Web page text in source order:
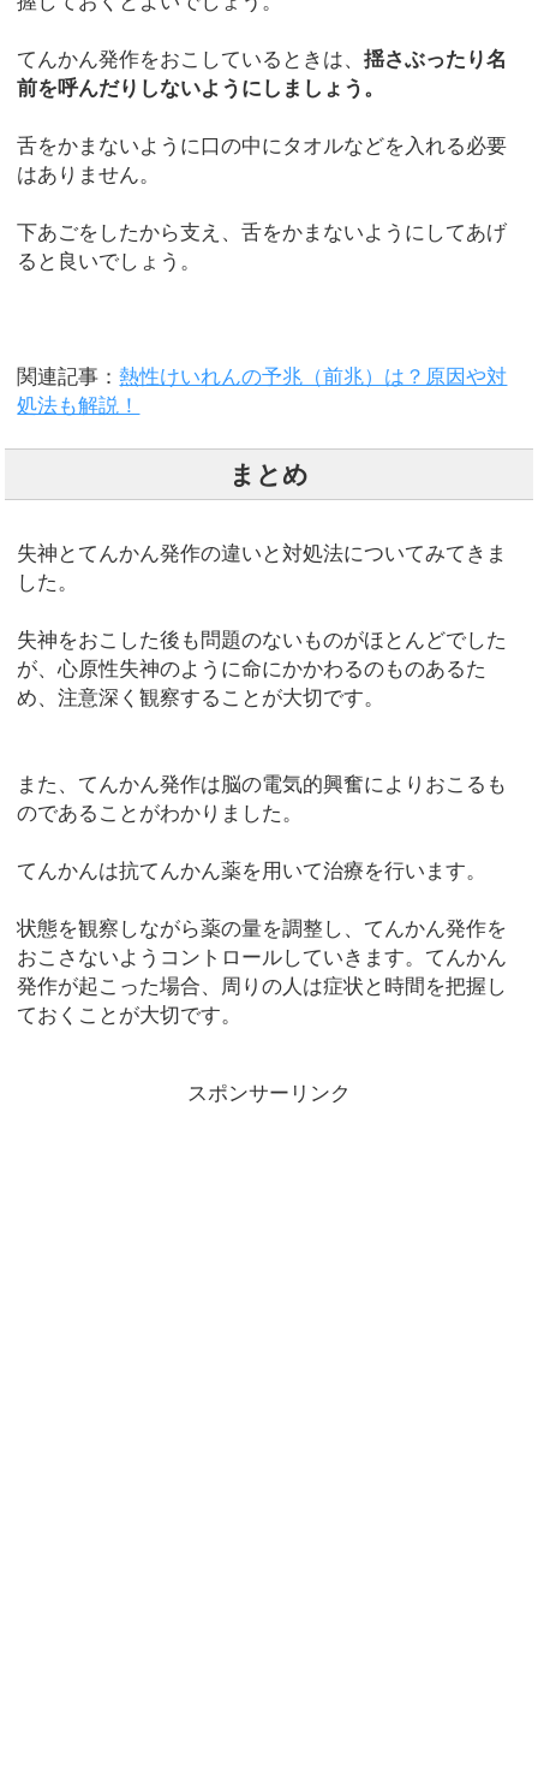
てんかん発作をおこしているときは、揺さぶったり名
前を呼んだりしないようにしましょう。
舌をかまないように口の中にタオルなどを入れる必要
はありません。
下あごをしたから支え、舌をかまないようにしてあげ
ると良いでしょう。
関連記事：熱性けいれんの予兆（前兆）は？原因や対
処法も解説！
まとめ
失神とてんかん発作の違いと対処法についてみてきま
した。
失神をおこした後も問題のないものがほとんどでした
が、心原性失神のように命にかかわるのものあるた
め、注意深く観察することが大切です。
また、てんかん発作は脳の電気的興奮によりおこるも
のであることがわかりました。
てんかんは抗てんかん薬を用いて治療を行います。
状態を観察しながら薬の量を調整し、てんかん発作を
おこさないようコントロールしていきます。てんかん
発作が起こった場合、周りの人は症状と時間を把握し
ておくことが大切です。
スポンサーリンク